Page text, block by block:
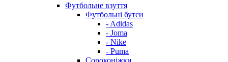
Футбольне взуття
Футбольні бутси
- Adidas
- Joma
- Nike
- Puma
Сороконіжки